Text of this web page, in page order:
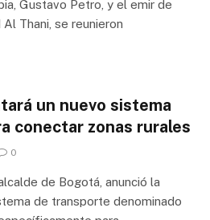
Gustavo Petro, y el emir de
Thani, se reunieron
un nuevo sistema
conectar zonas rurales
0
de Bogotá, anunció la
de transporte denominado